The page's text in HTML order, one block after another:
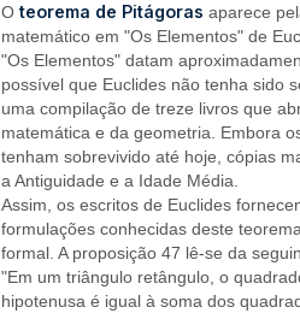
Oteorema de Pitágoras aparece
matemático em "Os Elementos" de
"Os Elementos" datam
possível que Euclides não tenha sido
uma compilação de treze livros que
matemática e da geometria. Embora
tenham sobrevivido até hoje, cópias
a Antiguidade e a Idade Média.
Assim, os escritos de Euclides
formulações conhecidas deste
formal. A proposição 47 lê-se da
"Em um triângulo retângulo, o
hipotenusa é igual à soma dos